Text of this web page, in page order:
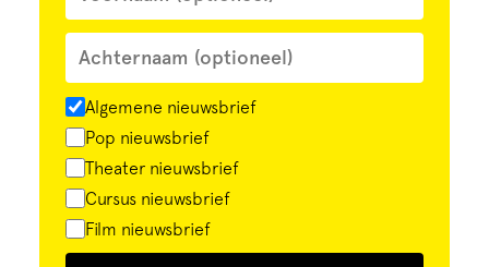
Algemene nieuwsbrief
Pop nieuwsbrief
Theater nieuwsbrief
Cursus nieuwsbrief
Film nieuwsbrief